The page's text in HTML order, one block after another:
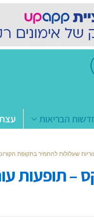
הבריאות
שעלולות להחמיר בתקופת
– תופעות